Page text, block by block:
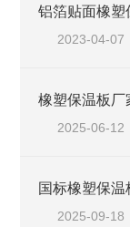
铝箔贴面橡塑
2023-04-07
2025-06-12
2025-09-18